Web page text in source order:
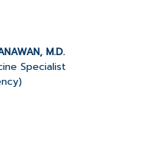
M.D.
Specialist